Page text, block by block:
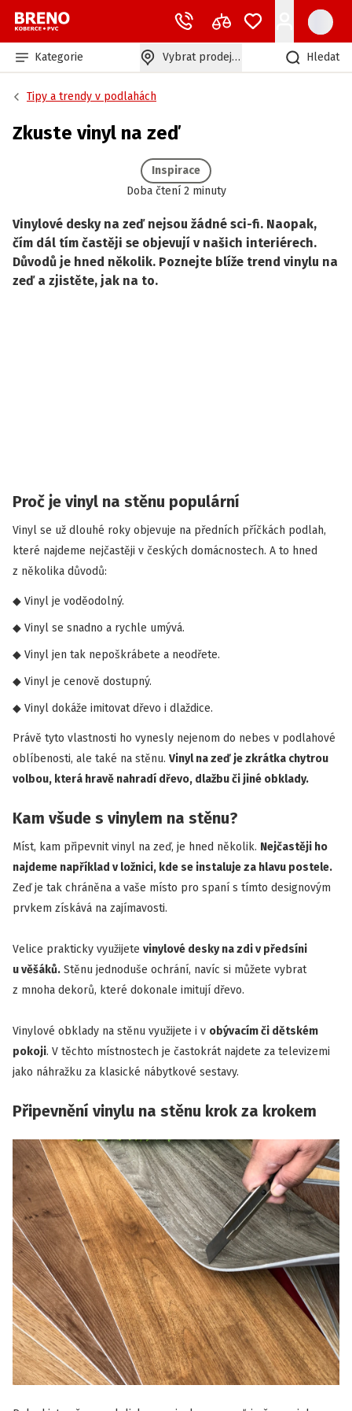
Kategorie Vybrat prodejnu Hledat
Tipy a trendy v podlahách
Zkuste vinyl na zeď
Doba čtení 2 minuty
Inspirace
Vinylové desky na zeď nejsou žádné sci-fi. Naopak,
čím dál tím častěji se objevují v našich interiérech.
Důvodů je hned několik. Poznejte blíže trend vinylu na
zeď a zjistěte, jak na to.
Proč je vinyl na stěnu populární
Vinyl se už dlouhé roky objevuje na předních příčkách podlah,
které najdeme nejčastěji v českých domácnostech. A to hned
z několika důvodů:
Vinyl je voděodolný.
Vinyl se snadno a rychle umývá.
Vinyl jen tak nepoškrábete a neodřete.
Vinyl je cenově dostupný.
Vinyl dokáže imitovat dřevo i dlaždice.
Právě tyto vlastnosti ho vynesly nejenom do nebes v podlahové
oblíbenosti, ale také na stěnu. Vinyl na zeď je zkrátka chytrou
volbou, která hravě nahradí dřevo, dlažbu či jiné obklady.
Kam všude s vinylem na stěnu?
Míst, kam připevnit vinyl na zeď, je hned několik. Nejčastěji ho
najdeme například v ložnici, kde se instaluje za hlavu postele.
Zeď je tak chráněna a vaše místo pro spaní s tímto designovým
prvkem získává na zajímavosti.
Velice prakticky využijete vinylové desky na zdi v předsíni
u věšáků. Stěnu jednoduše ochrání, navíc si můžete vybrat
z mnoha dekorů, které dokonale imitují dřevo.
Vinylové obklady na stěnu využijete i v obývacím či dětském
pokoji. V těchto místnostech je častokrát najdete za televizemi
jako náhražku za klasické nábytkové sestavy.
Připevnění vinylu na stěnu krok za krokem